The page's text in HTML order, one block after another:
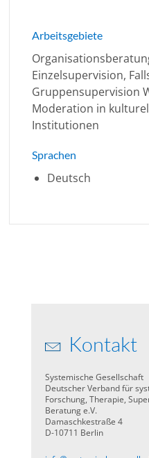
Arbeitsgebiete
Einzelsupervision,
Gruppensupervision
Moderation in
Institutionen
Sprachen
Deutsch
Kontakt
Systemische Gesellschaft
Deutscher Verband für
Forschung, Therapie,
Beratung e.V.
Damaschkestraße 4
D-10711 Berlin